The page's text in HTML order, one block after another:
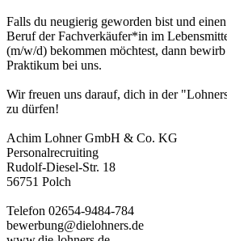
Falls du neugierig geworden bist und
Beruf der Fachverkäufer*in im
(m/w/d) bekommen möchtest, dann
Praktikum bei uns.
Wir freuen uns darauf, dich in der
zu dürfen!
Achim Lohner GmbH & Co. KG
Personalrecruiting
Rudolf-Diesel-Str. 18
56751 Polch
Telefon 02654-9484-784
bewerbung@dielohners.de